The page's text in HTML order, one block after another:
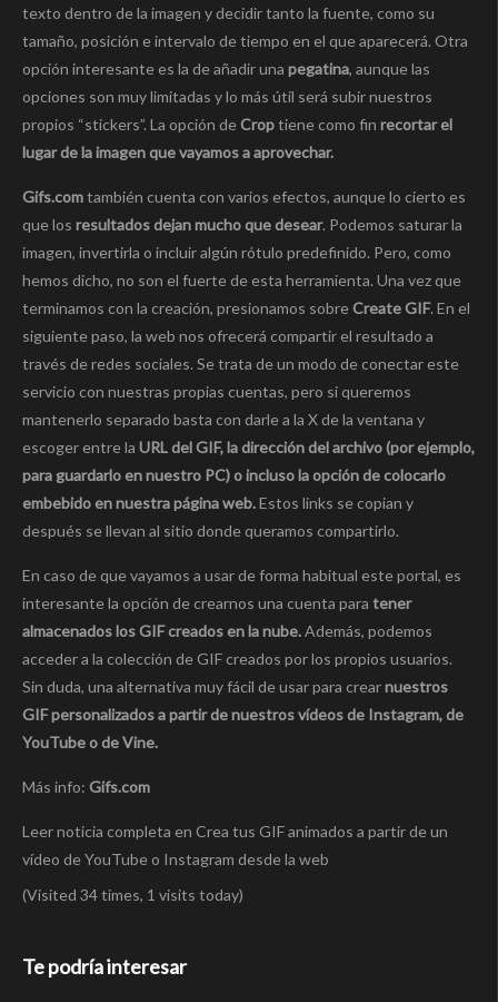
texto dentro de la imagen y decidir tanto la fuente, como su
tamaño, posición e intervalo de tiempo en el que aparecerá. Otra
opción interesante es la de añadir una pegatina, aunque las
opciones son muy limitadas y lo más útil será subir nuestros
propios “stickers”. La opción deCroptiene como fin recortar el
lugar de la imagen que vayamos a aprovechar.
Gifs.comtambién cuenta con varios efectos, aunque lo cierto es
que los resultados dejan mucho que desear. Podemos saturar la
imagen, invertirla o incluir algún rótulo predefinido. Pero, como
hemos dicho, no son el fuerte de esta herramienta. Una vez que
terminamos con la creación, presionamos sobreCreate GIF. En el
siguiente paso, la web nos ofrecerá compartir el resultado a
través de redes sociales. Se trata de un modo de conectar este
servicio con nuestras propias cuentas, pero si queremos
mantenerlo separado basta con darle a la X de la ventana y
escoger entre la URL del GIF, la dirección del archivo (por ejemplo,
para guardarlo en nuestro PC) o incluso la opción de colocarlo
embebido en nuestra página web.Estos links se copian y
después se llevan al sitio donde queramos compartirlo.
En caso de que vayamos a usar de forma habitual este portal, es
interesante la opción de crearnos una cuenta para tener
almacenados los GIF creados en la nube.Además, podemos
acceder a la colección de GIF creados por los propios usuarios.
Sin duda, una alternativa muy fácil de usar para crearnuestros
GIF personalizados a partir de nuestros vídeos de Instagram, de
YouTube o de Vine.
Más info: Gifs.com
Leer noticia completa en Crea tus GIF animados a partir de un
vídeo de YouTube o Instagram desde la web
(Visited 34 times, 1 visits today)
Te podría interesar